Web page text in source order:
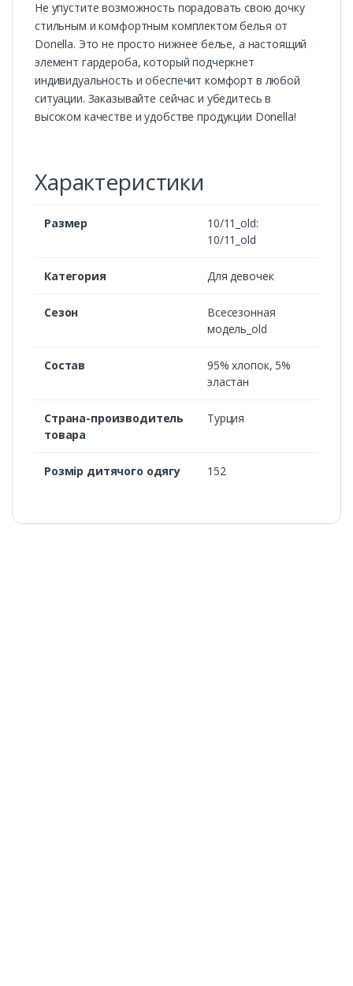
Не упустите возможность порадовать свою дочку
стильным и комфортным комплектом белья от
Donella. Это не просто нижнее белье, а настоящий
элемент гардероба, который подчеркнет
индивидуальность и обеспечит комфорт в любой
ситуации. Заказывайте сейчас и убедитесь в
высоком качестве и удобстве продукции Donella!
Характеристики
Размер
10/11_old:
10/11_old
Категория Для девочек
Сезон
Всесезонная
модель_old
Состав
95% хлопок, 5%
эластан
Страна-производитель
товара
Турция
Розмір дитячого одягу 152